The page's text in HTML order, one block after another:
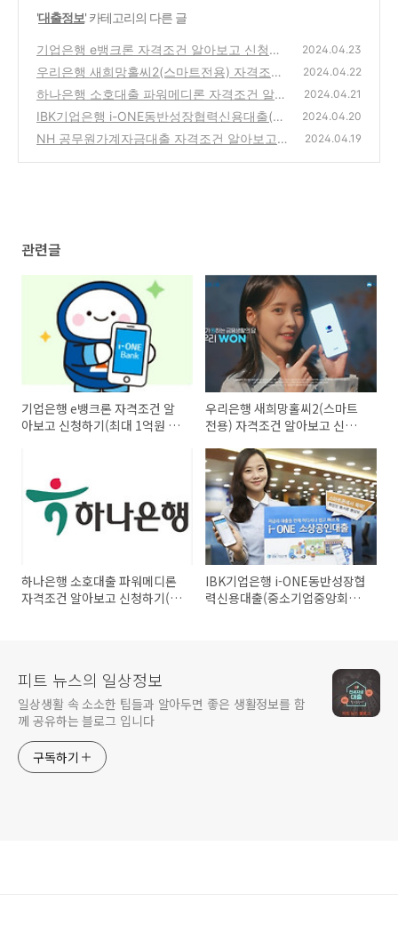
'대출정보' 카테고리의 다른 글
기업은행 e뱅크론 자격조건 알아보고 신청하
기(최대 1억원 이내)
(22)
2024.04.23
우리은행 새희망홀씨2(스마트전용) 자격조건
알아보고 신청하기(최대 3천5백만원)
(21)
2024.04.22
하나은행 소호대출 파워메디론 자격조건 알아
보고 신청하기(최대 3억원까지)
(20)
2024.04.21
IBK기업은행 i-ONE동반성장협력신용대출(중
소기업중앙회Ⅱ) 자격조건 알아보고 신청하기
2024.04.20
NH 공무원가계자금대출 자격조건 알아보고
2024.04.19
관련글
기업은행 e뱅크론 자격조건 알
아보고 신청하기(최대 1억원 이
우리은행 새희망홀씨2(스마트
전용) 자격조건 알아보고 신청하
하나은행 소호대출 파워메디론
자격조건 알아보고 신청하기(최
IBK기업은행 i-ONE동반성장협
력신용대출(중소기업중앙회Ⅱ)
피트 뉴스의 일상정보
일상생활 속 소소한 팁들과 알아두면 좋은 생활정보를 함
께 공유하는 블로그 입니다
구독하기